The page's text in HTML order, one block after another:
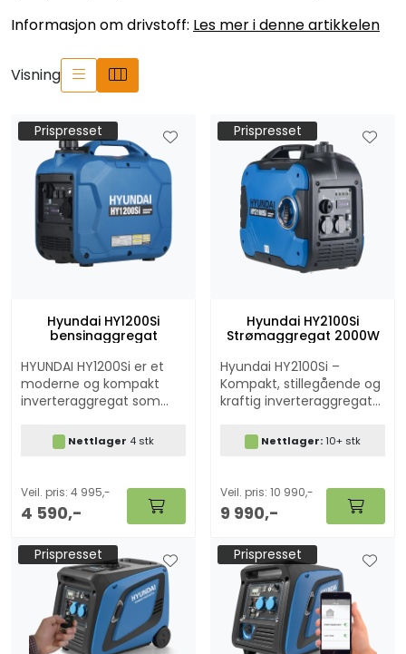
Informasjon om drivstoff: Les mer i denne artikkelen
Visning
Prispresset
Hyundai HY1200Si
bensinaggregat
HYUNDAI HY1200Si er et
moderne og kompakt
inverteraggregat som
strøm, tilsvarende
kvaliteten du har hjemme
opptil 1200W maks
effekt er dette
aggregatet spesielt godt
up aggregat til hytta,
båten eller bobilen,
samtidig som det er
fleksibelt nok til en rekke
andre bruksområder.
Nettlager 4 stk
Veil. pris: 4 995,-
4 590,-
Prispresset
Hyundai HY2100Si
Strømaggregat 2000W
Hyundai HY2100Si –
Kompakt, stillegående og
kraftig inverteraggregat
kompakt og stillegående
inverteraggregat som gir
Det er perfekt for bruk i
bobil, båt, campingvogn
og hytte – eller hvor du
strømforsyning.
Nettlager:10+ stk
Veil. pris: 10 990,-
9 990,-
Prispresset Prispresset